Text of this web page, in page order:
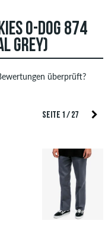
O-DOG 874
GREY)
überprüft?
erst nach unserer
sowie Bewertungen,
verletzen oder Spam
nicht veröffentlicht.
Durchschnitt aller
SEITE 1 / 27